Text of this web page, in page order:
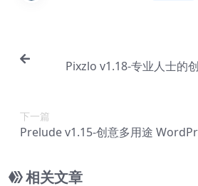
Pixzlo v1.18-专业人士的
下一篇
Prelude v1.15-创意多用途
相关文章